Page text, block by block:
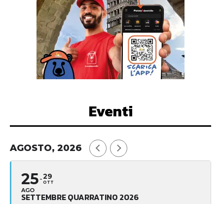
Eventi
AGOSTO, 2026
25
AGO
29
OTT
SETTEMBRE QUARRATINO 2026